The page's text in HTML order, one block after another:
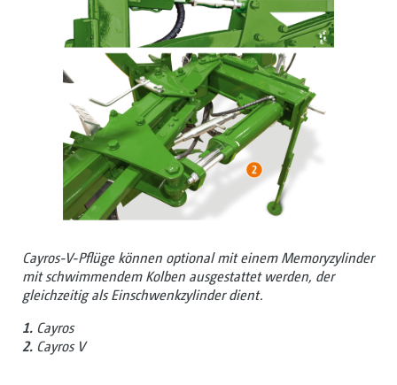
Cayros-V-Pflüge können optional mit einem Memoryzylinder
mit schwimmendem Kolben ausgestattet werden, der
gleichzeitig als Einschwenkzylinder dient.
1. Cayros
2. Cayros V